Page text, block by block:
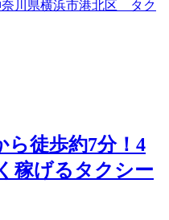
ら徒歩約7分！4
稼げるタクシー